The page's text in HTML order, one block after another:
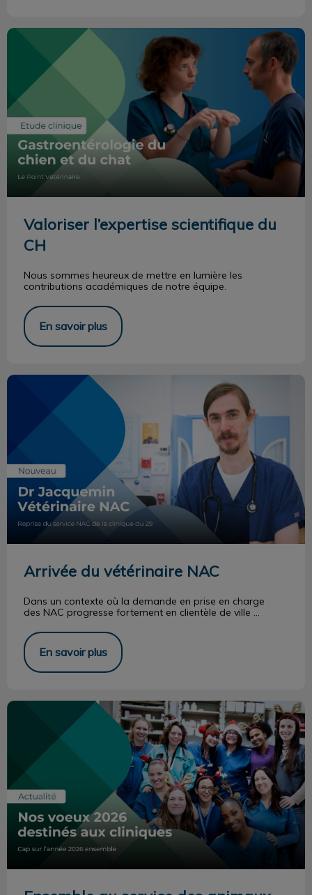
Valoriser l’expertise scientifique du CH
Valoriser l’expertise scientifique du
CH
Nous sommes heureux de mettre en lumière les
contributions académiques de notre équipe.
En savoir plus
Arrivée du vétérinaire NAC
Arrivée du vétérinaire NAC
Dans un contexte où la demande en prise en charge
des NAC progresse fortement en clientèle de ville ...
En savoir plus
Ensemble au service des animaux